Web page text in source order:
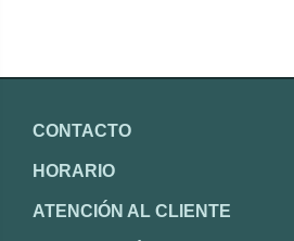
CONTACTO
HORARIO
ATENCIÓN AL CLIENTE